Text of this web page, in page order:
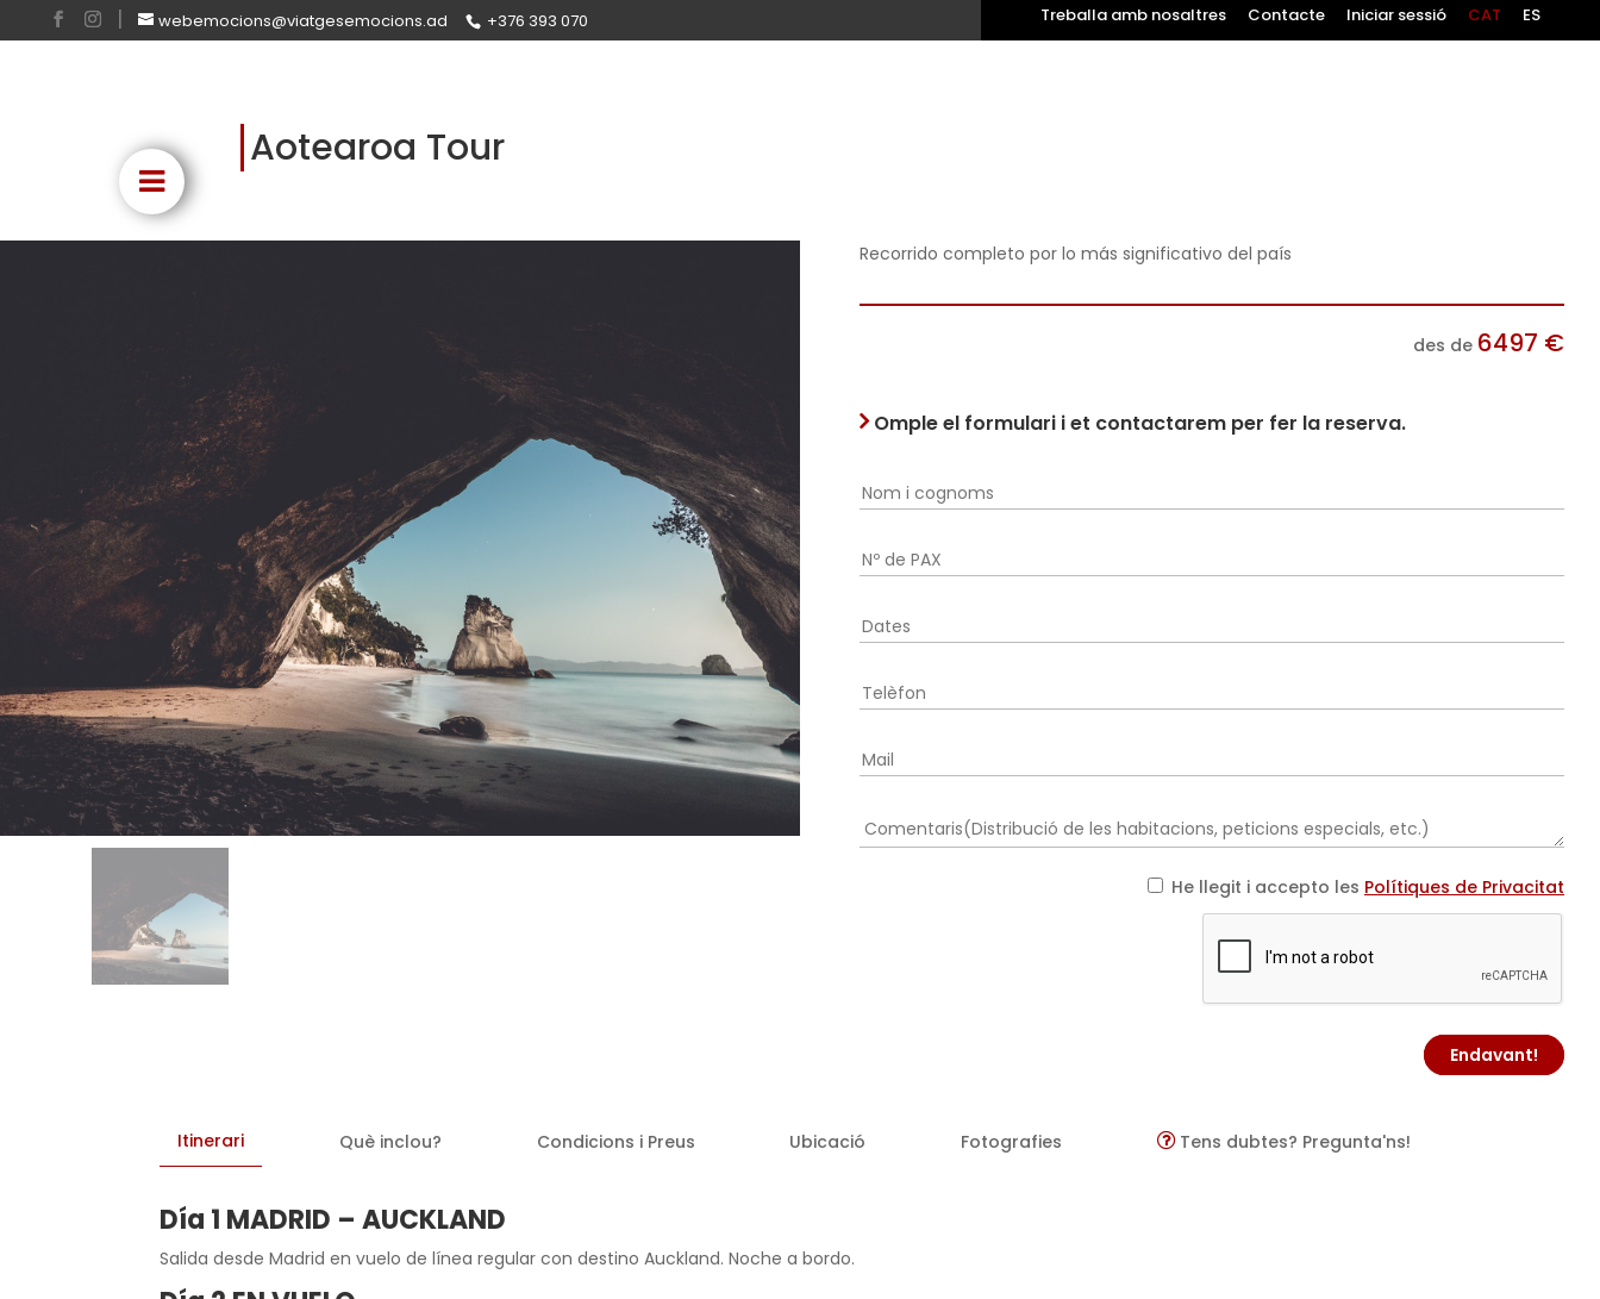
webemocions@viatgesemocions.ad +376 393 070 Treballa amb nosaltres Contacte Iniciar sessió CAT ES
Aotearoa Tour
Recorrido completo por lo más significativo del país
des de 6497 €
Omple el formulari i et contactarem per fer la reserva.
He llegit i accepto les Polítiques de Privacitat
Endavant!
Itinerari Què inclou? Condicions i Preus Ubicació Fotografies Tens dubtes? Pregunta'ns!
Día 1 MADRID – AUCKLAND
Salida desde Madrid en vuelo de línea regular con destino Auckland. Noche a bordo.